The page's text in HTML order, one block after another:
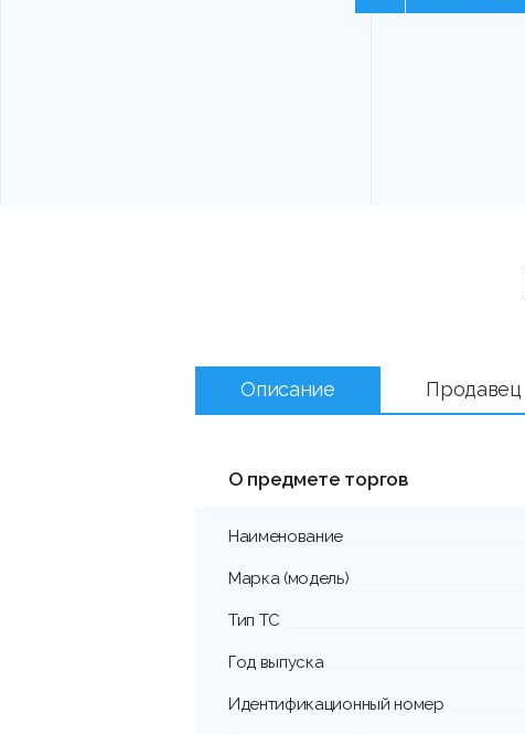
Описание Продавец
О предмете торгов
Наименование
Марка (модель)
Тип ТС
Год выпуска
Идентификационный номер